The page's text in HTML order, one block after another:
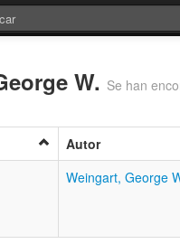
W. Se han
Autor
Weingart, George